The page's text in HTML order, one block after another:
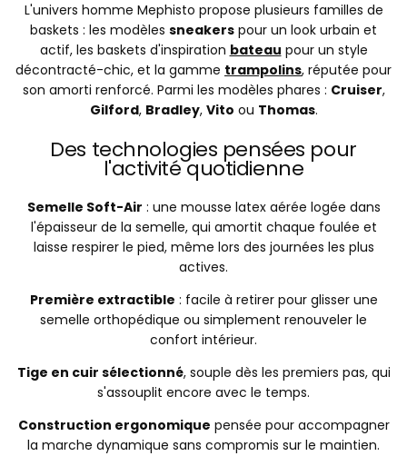
L'univers homme Mephisto propose plusieurs familles de
baskets : les modèles sneakers pour un look urbain et
actif, les baskets d'inspiration bateau pour un style
décontracté-chic, et la gamme trampolins, réputée pour
son amorti renforcé. Parmi les modèles phares : Cruiser,
Gilford, Bradley, Vito ou Thomas.
Des technologies pensées pour
l'activité quotidienne
Semelle Soft-Air : une mousse latex aérée logée dans
l'épaisseur de la semelle, qui amortit chaque foulée et
laisse respirer le pied, même lors des journées les plus
actives.
Première extractible : facile à retirer pour glisser une
semelle orthopédique ou simplement renouveler le
confort intérieur.
Tige en cuir sélectionné, souple dès les premiers pas, qui
s'assouplit encore avec le temps.
Construction ergonomique pensée pour accompagner
la marche dynamique sans compromis sur le maintien.